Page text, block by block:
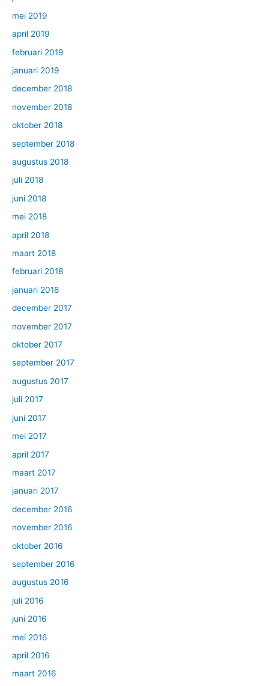
mei 2019
april 2019
februari 2019
januari 2019
december 2018
november 2018
oktober 2018
september 2018
augustus 2018
juli 2018
juni 2018
mei 2018
april 2018
maart 2018
februari 2018
januari 2018
december 2017
november 2017
oktober 2017
september 2017
augustus 2017
juli 2017
juni 2017
mei 2017
april 2017
maart 2017
januari 2017
december 2016
november 2016
oktober 2016
september 2016
augustus 2016
juli 2016
juni 2016
mei 2016
april 2016
maart 2016